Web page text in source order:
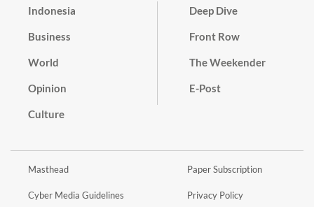
Indonesia
Business
World
Opinion
Culture
Deep Dive
Front Row
The Weekender
E-Post
Masthead
Cyber Media Guidelines
Paper Subscription
Privacy Policy